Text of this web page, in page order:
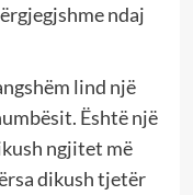
ndaj
lind një
Është një
ngjitet më
dikush tjetër